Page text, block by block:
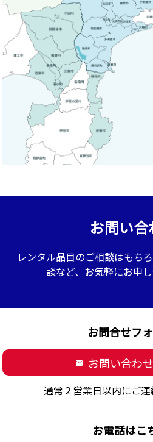
お問い合
レンタル品目のご相談はもち
談など、お気軽にお申
お問合せフ
mail お問い合わ
通常２営業日以内にご連
お電話はこ